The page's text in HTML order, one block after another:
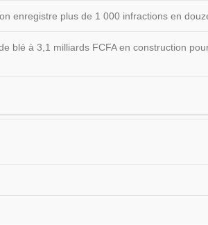
enregistre plus de 1 000 infractions en
blé à 3,1 milliards FCFA en construction